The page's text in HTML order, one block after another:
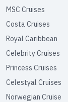
MSC Cruises
Costa Cruises
Royal Caribbean
Celebrity Cruises
Princess Cruises
Celestyal Cruises
Norwegian Cruise